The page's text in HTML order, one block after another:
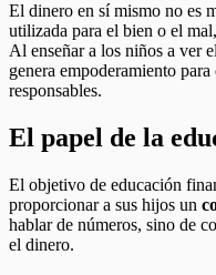
El dinero en sí mismo no es
utilizada para el bien o el
Al enseñar a los niños a ver el
genera empoderamiento
responsables.
El papel de la
El objetivo de educación
proporcionar a sus hijos un
hablar de números, sino de
el dinero.